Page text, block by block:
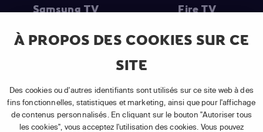
À PROPOS DES COOKIES SUR CE
SITE
Des cookies ou d'autres identifiants sont utilisés sur ce site web à des
fins fonctionnelles, statistiques et marketing, ainsi que pour l'affichage
de contenus personnalisés. En cliquant sur le bouton "Autoriser tous
les cookies", vous acceptez l'utilisation des cookies. Vous pouvez
Samsung TV Fire TV
souscription à un abonnement APP TV Basic.
(2) Prix de l'abonnement : TVA comprise, hors promotion, hors frais
uniques d'activation, hors frais de matériel et hors frais d'installation.
(3) Restart & Replay:Voir toutes les chaînes disposant de cette